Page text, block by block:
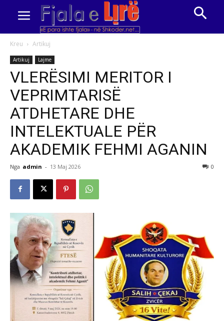
Kreu Artikuj
Artikuj Lajme
VLERËSIMI MERITOR I
VEPRIMTARISË
ATDHETARE DHE
INTELEKTUALE PËR
AKADEMIK FEHMI AGANIN
Nga admin - 13 Maj 2026 0